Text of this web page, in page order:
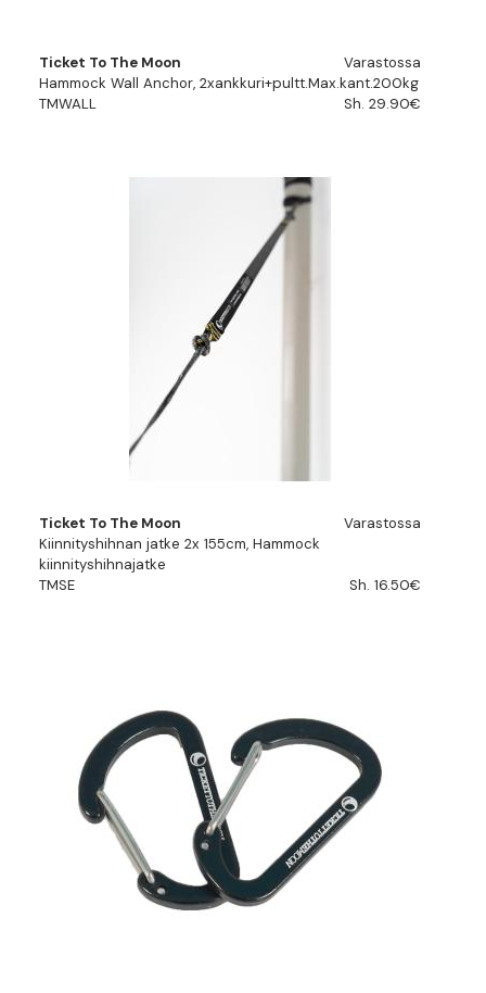
Ticket To The Moon
Varastossa
Hammock Wall Anchor, 2xankkuri+pultt.Max.kant.200kg
TMWALL
Sh. 29.90€
Ticket To The Moon
Varastossa
Kiinnityshihnan jatke 2x 155cm, Hammock
kiinnityshihnajatke
TMSE
Sh. 16.50€